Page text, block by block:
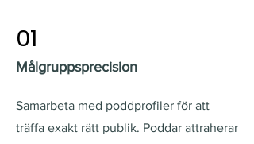
01
Målgruppsprecision
Samarbeta med poddprofiler för att
träffa exakt rätt publik. Poddar attraherar